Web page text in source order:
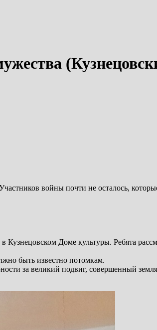
войны почти не осталось,
Доме культуры. Ребята
быть известно потомкам.
за великий подвиг, совершенный